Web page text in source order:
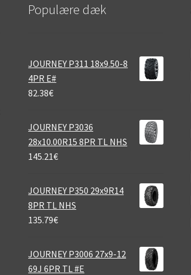
Populære dæk
JOURNEY P311 18x9.50-8
4PR E#
82.38€
JOURNEY P3036
28x10.00R15 8PR TL NHS
145.21€
JOURNEY P350 29x9R14
8PR TL NHS
135.79€
JOURNEY P3006 27x9-12
69J 6PR TL #E